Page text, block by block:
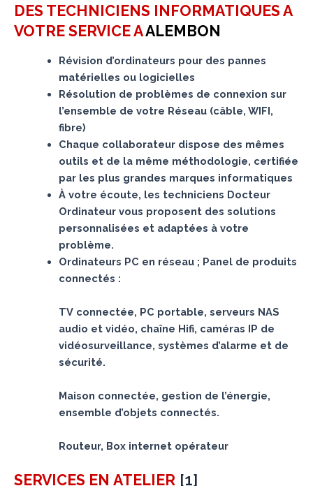
DES TECHNICIENS INFORMATIQUES A
VOTRE SERVICE AALEMBON
Révision d’ordinateurs pour des pannes
matérielles ou logicielles
Résolution de problèmes de connexion sur
l’ensemble de votre Réseau (câble, WIFI,
fibre)
Chaque collaborateur dispose des mêmes
outils et de la même méthodologie, certifiée
par les plus grandes marques informatiques
À votre écoute, les techniciens Docteur
Ordinateur vous proposent des solutions
personnalisées et adaptées à votre
problème.
Ordinateurs PC en réseau ; Panel de produits
connectés :
TV connectée, PC portable, serveurs NAS
audio et vidéo, chaîne Hifi, caméras IP de
vidéosurveillance, systèmes d’alarme et de
sécurité.
Maison connectée, gestion de l’énergie,
ensemble d’objets connectés.
Routeur, Box internet opérateur
SERVICES EN ATELIER [1]